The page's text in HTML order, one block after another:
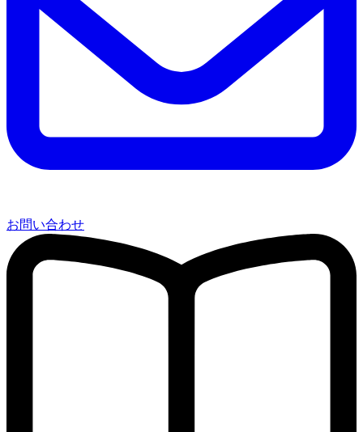
まとめ：機械式駐車場の導入と運用の成功に向けたポ
イント
お問い合わせ